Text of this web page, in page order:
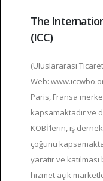
The
(ICC)
(Uluslararası
Web:
Paris, Fransa
kapsamaktadır ve
KOBİ’lerin, iş
çoğunu
yaratır ve
hizmet açık